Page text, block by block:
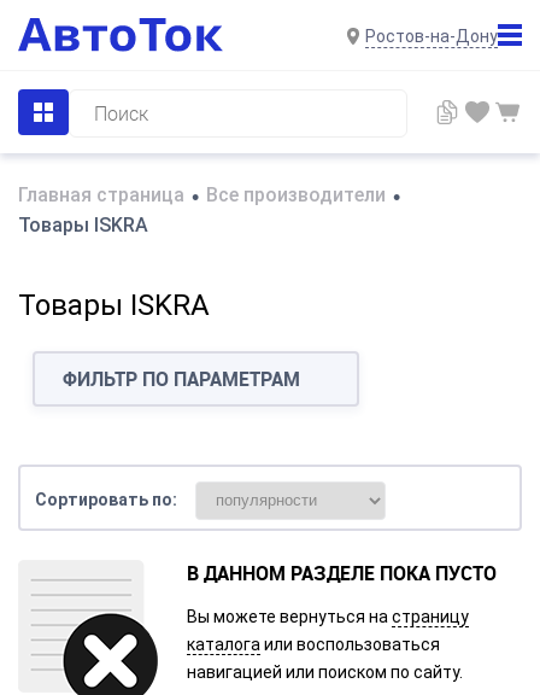
Ростов-на-Дону
Главная страница • Все производители •
Товары ISKRA
Товары ISKRA
ФИЛЬТР ПО ПАРАМЕТРАМ
Сортировать по:
В ДАННОМ РАЗДЕЛЕ ПОКА ПУСТО
Вы можете вернуться на страницу
каталога или воспользоваться
навигацией или поиском по сайту.